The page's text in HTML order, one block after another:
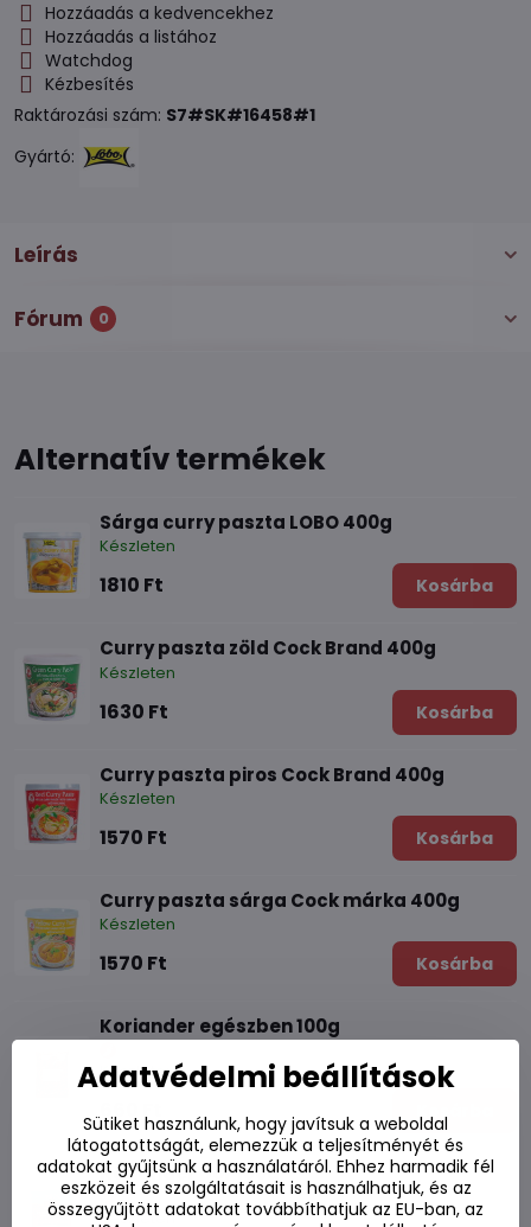
Hozzáadás a kedvencekhez
Hozzáadás a listához
Watchdog
Kézbesítés
Raktározási szám: S7#SK#16458#1
Gyártó:
Leírás
Fórum 0
Alternatív termékek
Sárga curry paszta LOBO 400g
Készleten
1810 Ft Kosárba
Curry paszta zöld Cock Brand 400g
Készleten
1630 Ft Kosárba
Curry paszta piros Cock Brand 400g
Készleten
1570 Ft Kosárba
Curry paszta sárga Cock márka 400g
Készleten
1570 Ft Kosárba
Koriander egészben 100g
Készleten
660 Ft
Koriander por 100g
Készleten
Adatvédelmi beállítások
Sütiket használunk, hogy javítsuk a weboldal
látogatottságát, elemezzük a teljesítményét és
adatokat gyűjtsünk a használatáról. Ehhez harmadik fél
eszközeit és szolgáltatásait is használhatjuk, és az
összegyűjtött adatokat továbbíthatjuk az EU-ban, az